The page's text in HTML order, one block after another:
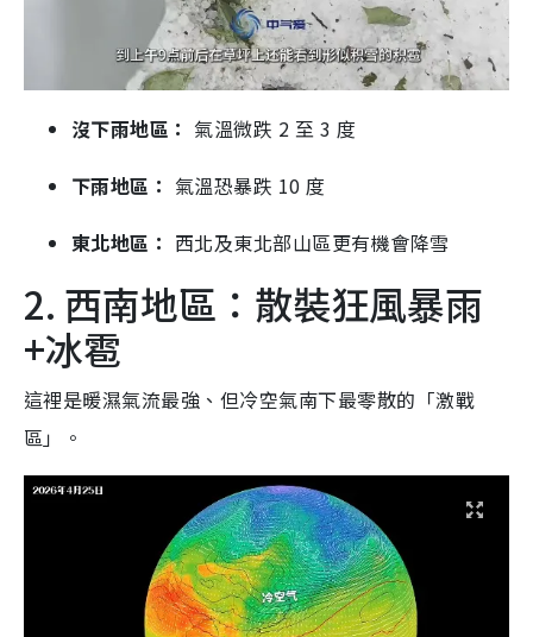
沒下雨地區： 氣溫微跌 2 至 3 度
下雨地區： 氣溫恐暴跌 10 度
東北地區： 西北及東北部山區更有機會降雪
2. 西南地區：散裝狂風暴雨
+冰雹
這裡是暖濕氣流最強、但冷空氣南下最零散的「激戰
區」。